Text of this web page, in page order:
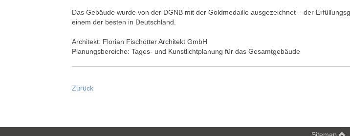
Das Gebäude wurde von der DGNB mit der Goldmedaille ausgezeichnet – der
einem der besten in Deutschland.
Architekt: Florian Fischötter Architekt GmbH
Planungsbereiche: Tages- und Kunstlichtplanung für das Gesamtgebäude
Zurück